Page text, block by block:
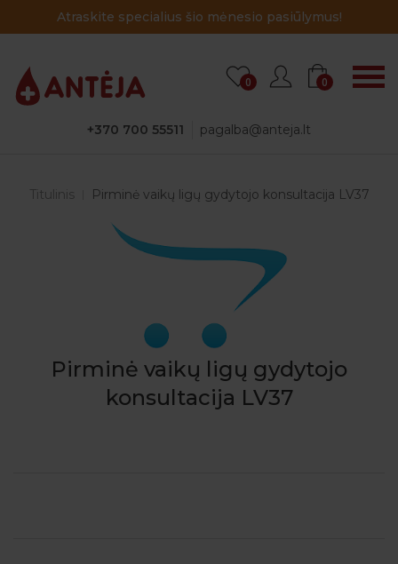
Atraskite specialius šio mėnesio pasiūlymus!
+370 700 55511 pagalba@anteja.lt
0 0
Titulinis Pirminė vaikų ligų gydytojo konsultacija LV37
Pirminė vaikų ligų gydytojo
konsultacija LV37